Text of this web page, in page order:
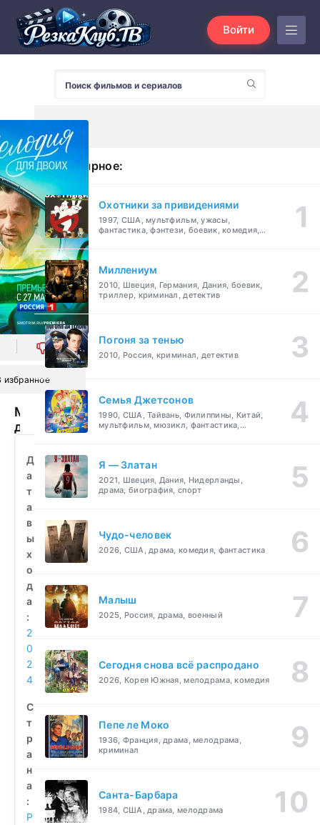
Войти
0
избранное
Мелодия
для
(2024)
смотреть
бесплатно
Д
а
т
а
в
ы
х
о
д
а
:
2
0
2
4
С
т
р
а
н
а
:
Р
Популярное:
Охотники за привидениями
1997, США, мультфильм, ужасы,
фантастика, фэнтези, боевик, комедия,
Миллениум
2010, Швеция, Германия, Дания, боевик,
триллер, криминал, детектив
Погоня за тенью
2010, Россия, криминал, детектив
Семья Джетсонов
1990, США, Тайвань, Филиппины, Китай,
мультфильм, мюзикл, фантастика,
Я — Златан
2021, Швеция, Дания, Нидерланды,
драма, биография, спорт
Чудо-человек
2026, США, драма, комедия, фантастика
Малыш
2025, Россия, драма, военный
Сегодня снова всё распродано
2026, Корея Южная, мелодрама, комедия
Пепе ле Моко
1936, Франция, драма, мелодрама,
криминал
Санта-Барбара
1984, США, драма, мелодрама